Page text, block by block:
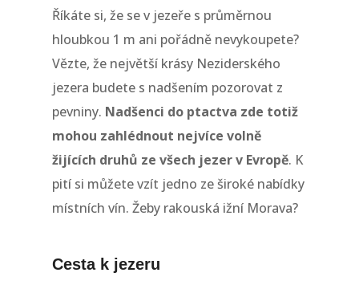
Říkáte si, že se v jezeře s průměrnou
hloubkou 1 m ani pořádně nevykoupete?
Vězte, že největší krásy Neziderského
jezera budete s nadšením pozorovat z
pevniny. Nadšenci do ptactva zde totiž
mohou zahlédnout nejvíce volně
žijících druhů ze všech jezer v Evropě. K
pití si můžete vzít jedno ze široké nabídky
místních vín. Žeby rakouská ižní Morava?
Cesta k jezeru